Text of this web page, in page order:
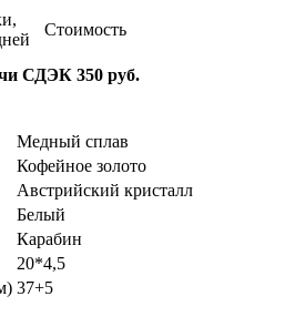
Стоимость
СДЭК 350 руб.
Медный сплав
Кофейное золото
Австрийский кристалл
Белый
Карабин
20*4,5
37+5